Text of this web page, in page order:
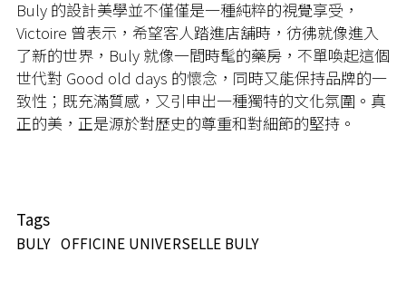
Buly 的設計美學並不僅僅是一種純粹的視覺享受，
Victoire 曾表示，希望客人踏進店舖時，彷彿就像進入
了新的世界，Buly 就像一間時髦的藥房，不單喚起這個
世代對 Good old days 的懷念，同時又能保持品牌的一
致性；既充滿質感，又引申出一種獨特的文化氛圍。真
正的美，正是源於對歷史的尊重和對細節的堅持。
Tags
BULY OFFICINE UNIVERSELLE BULY